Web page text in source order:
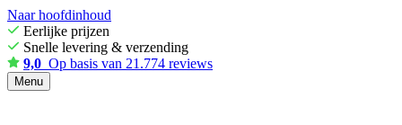
Naar hoofdinhoud
Eerlijke prijzen
Snelle levering & verzending
9,0 Op basis van 21.774 reviews
Menu